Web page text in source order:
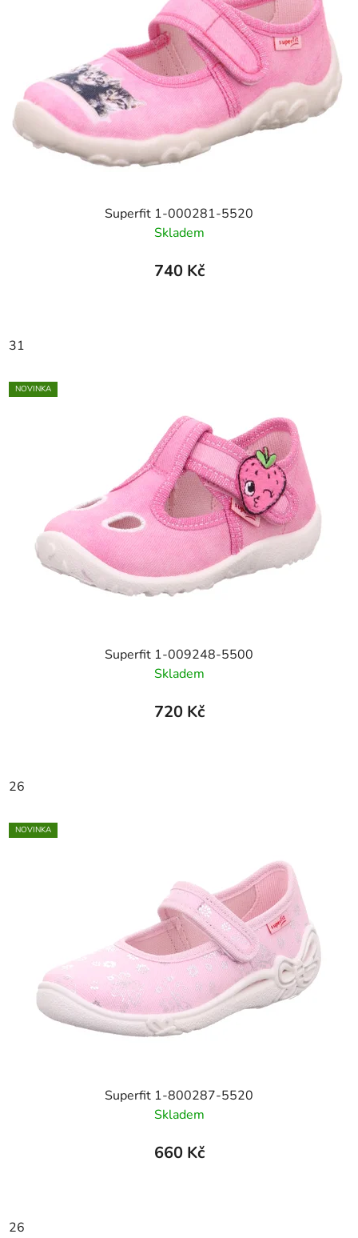
Superfit 1-000281-5520
Skladem
740 Kč
31
NOVINKA
Superfit 1-009248-5500
Skladem
720 Kč
26
NOVINKA
Superfit 1-800287-5520
Skladem
660 Kč
26